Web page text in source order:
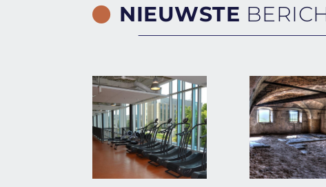
NIEUWSTE